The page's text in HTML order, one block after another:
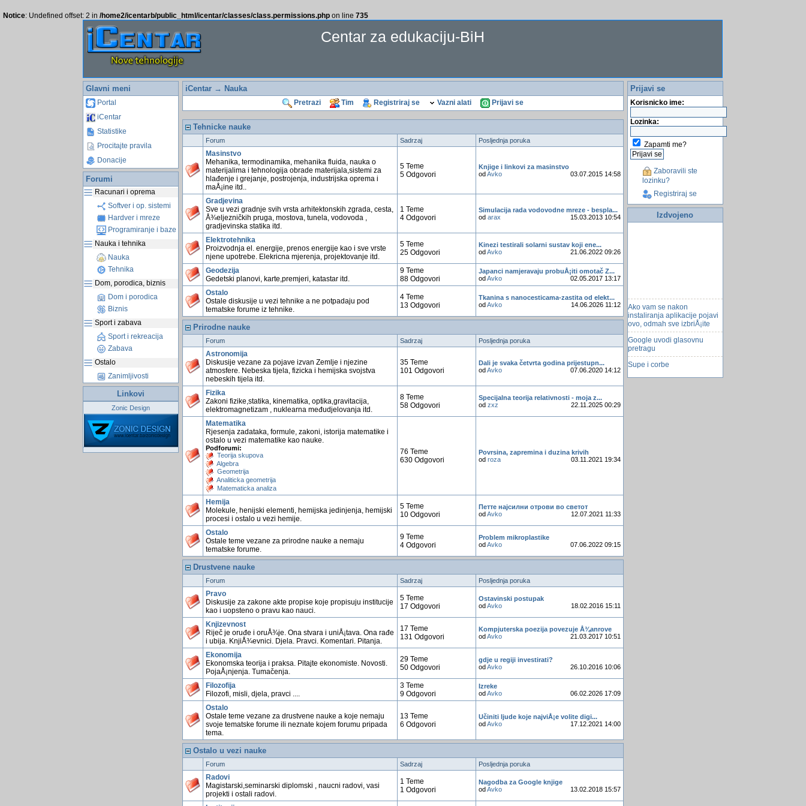
Notice: Undefined offset: 2 in /home2/icentarb/public_html/icentar/classes/class.permissions.php on line 735
Centar za edukaciju-BiH
Glavni meni
Portal
iCentar
Statistike
Procitajte pravila
Donacije
Forumi
Racunari i oprema
Softver i op. sistemi
Hardver i mreze
Programiranje i baze
Nauka i tehnika
Nauka
Tehnika
Dom, porodica, biznis
Dom i porodica
Biznis
Sport i zabava
Sport i rekreacija
Zabava
Ostalo
Zanimljivosti
Linkovi
Zonic Design
iCentar→ Nauka
Pretrazi Tim Registriraj se Vazni alati Prijavi se
Tehnicke nauke
Forum Sadrzaj Posljednja poruka
Masinstvo
Mehanika, termodinamika, mehanika fluida, nauka o
materijalima i tehnologija obrade materijala,sistemi za
hlađenje i grejanje, postrojenja, industrijska oprema i
maÅ¡ine itd..
5 Teme
5 Odgovori
Knjige i linkovi za masinstvo
odAvko 03.07.2015 14:58
Gradjevina
Sve u vezi gradnje svih vrsta arhitektonskih zgrada, cesta,
Å¾eljezničkih pruga, mostova, tunela, vodovoda ,
gradjevinska statika itd.
1 Teme
4 Odgovori
Simulacija rada vodovodne mreze - bespla...
od arax 15.03.2013 10:54
Elektrotehnika
Proizvodnja el. energije, prenos energije kao i sve vrste
njene upotrebe. Elekricna mjerenja, projektovanje itd.
5 Teme
25 Odgovori
Kinezi testirali solarni sustav koji ene...
odAvko 21.06.2022 09:26
Geodezija
Gedetski planovi, karte,premjeri, katastar itd.
9 Teme
88 Odgovori
Japanci namjeravaju probuÅ¡iti omotač Z...
odAvko 02.05.2017 13:17
Ostalo
Ostale diskusije u vezi tehnike a ne potpadaju pod
tematske forume iz tehnike.
4 Teme
13 Odgovori
Tkanina s nanocesticama-zastita od elekt...
odAvko 14.06.2026 11:12
Prirodne nauke
Forum Sadrzaj Posljednja poruka
Astronomija
Diskusije vezane za pojave izvan Zemlje i njezine
atmosfere. Nebeska tijela, fizicka i hemijska svojstva
nebeskih tijela itd.
35 Teme
101 Odgovori
Dali je svaka četvrta godina prijestupn...
odAvko 07.06.2020 14:12
Fizika
Zakoni fizike,statika, kinematika, optika,gravitacija,
elektromagnetizam , nuklearna međudjelovanja itd.
8 Teme
58 Odgovori
Specijalna teorija relativnosti - moja z...
od zxz 22.11.2025 00:29
Matematika
Rjesenja zadataka, formule, zakoni, istorija matematike i
ostalo u vezi matematike kao nauke.
Podforumi:
Teorija skupova
Algebra
Geometrija
Analiticka geometrija
Matematicka analiza
76 Teme
630 Odgovori
Povrsina, zapremina i duzina krivih
od roza 03.11.2021 19:34
Hemija
Molekule, henijski elementi, hemijska jedinjenja, hemijski
procesi i ostalo u vezi hemije.
5 Teme
10 Odgovori
Петте најсилни отрови во светот
odAvko 12.07.2021 11:33
Ostalo
Ostale teme vezane za prirodne nauke a nemaju
tematske forume.
9 Teme
4 Odgovori
Problem mikroplastike
odAvko 07.06.2022 09:15
Drustvene nauke
Forum Sadrzaj Posljednja poruka
Pravo
Diskusije za zakone akte propise koje propisuju institucije
kao i uopsteno o pravu kao nauci.
5 Teme
17 Odgovori
Ostavinski postupak
odAvko 18.02.2016 15:11
Knjizevnost
Riječ je oruđe i oruÅ¾je. Ona stvara i uniÅ¡tava. Ona rađe
i ubija. KnjiÅ¾evnici. Djela. Pravci. Komentari. Pitanja.
17 Teme
131 Odgovori
Kompjuterska poezija povezuje Å¾anrove
odAvko 21.03.2017 10:51
Ekonomija
Ekonomska teorija i praksa. Pitajte ekonomiste. Novosti.
PojaÅ¡njenja. Tumačenja.
29 Teme
50 Odgovori
gdje u regiji investirati?
odAvko 26.10.2016 10:06
Filozofija
Filozofi, misli, djela, pravci ....
3 Teme
9 Odgovori
Izreke
odAvko 06.02.2026 17:09
Ostalo
Ostale teme vezane za drustvene nauke a koje nemaju
svoje tematske forume ili neznate kojem forumu pripada
tema.
13 Teme
6 Odgovori
Učiniti ljude koje najviÅ¡e volite digi...
odAvko 17.12.2021 14:00
Ostalo u vezi nauke
Forum Sadrzaj Posljednja poruka
Radovi
Magistarski,seminarski diplomski , naucni radovi, vasi
projekti i ostali radovi.
1 Teme
1 Odgovori
Nagodba za Google knjige
odAvko 13.02.2018 15:57
Prijavi se
Korisnicko ime:
Lozinka:
Zapamti me?
Zaboravili ste
lozinku?
Registriraj se
Izdvojeno
Ako vam se nakon
instaliranja aplikacije pojavi
ovo, odmah sve izbriÅ¡ite
Google uvodi glasovnu
pretragu
Supe i corbe
Samantha Fox i dalje rado